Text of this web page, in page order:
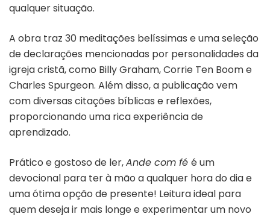
qualquer situação.
A obra traz 30 meditações belíssimas e uma seleção
de declarações mencionadas por personalidades da
igreja cristã, como Billy Graham, Corrie Ten Boom e
Charles Spurgeon. Além disso, a publicação vem
com diversas citações bíblicas e reflexões,
proporcionando uma rica experiência de
aprendizado.
Prático e gostoso de ler,Ande com fé é um
devocional para ter à mão a qualquer hora do dia e
uma ótima opção de presente! Leitura ideal para
quem deseja ir mais longe e experimentar um novo